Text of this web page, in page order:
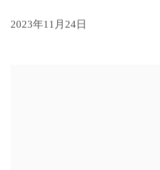
2023年11月24日